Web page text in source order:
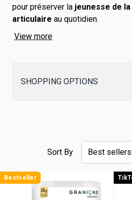
pour préserver la jeunesse de la
articulaire au quotidien.
View more
SHOPPING OPTIONS
Sort By
Bestseller